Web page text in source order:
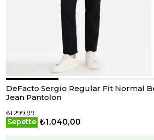
DeFacto Sergio Regular Fit Normal
Jean Pantolon
₺1.299,99
Sepette ₺1.040,00